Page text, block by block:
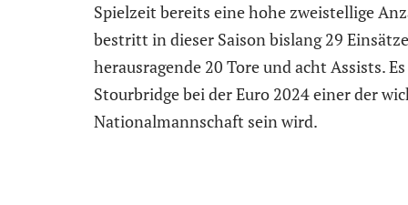
Spielzeit bereits eine hohe zweistellige
bestritt in dieser Saison bislang 29
herausragende 20 Tore und acht Assists.
Stourbridge bei der Euro 2024 einer der
Nationalmannschaft sein wird.